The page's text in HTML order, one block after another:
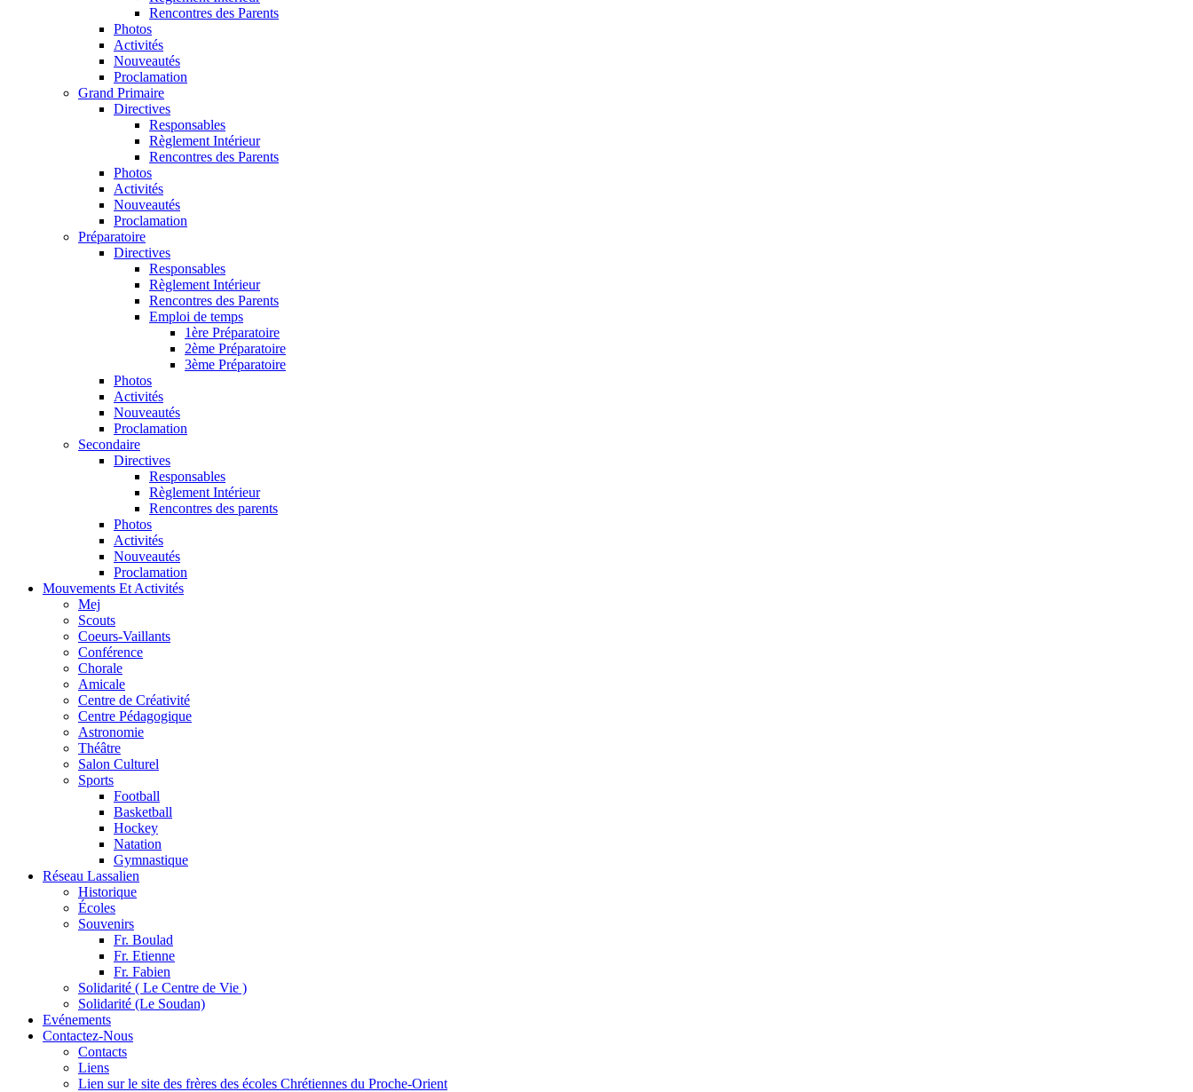
Rencontres des Parents
Photos
Activités
Nouveautés
Proclamation
Grand Primaire
Directives
Responsables
Règlement Intérieur
Rencontres des Parents
Photos
Activités
Nouveautés
Proclamation
Préparatoire
Directives
Responsables
Règlement Intérieur
Rencontres des Parents
Emploi de temps
1ère Préparatoire
2ème Préparatoire
3ème Préparatoire
Photos
Activités
Nouveautés
Proclamation
Secondaire
Directives
Responsables
Règlement Intérieur
Rencontres des parents
Photos
Activités
Nouveautés
Proclamation
Mouvements Et Activités
Mej
Scouts
Coeurs-Vaillants
Conférence
Chorale
Amicale
Centre de Créativité
Centre Pédagogique
Astronomie
Théâtre
Salon Culturel
Sports
Football
Basketball
Hockey
Natation
Gymnastique
Réseau Lassalien
Historique
Écoles
Souvenirs
Fr. Boulad
Fr. Etienne
Fr. Fabien
Solidarité ( Le Centre de Vie )
Solidarité (Le Soudan)
Evénements
Contactez-Nous
Contacts
Liens
Lien sur le site des frères des écoles Chrétiennes du Proche-Orient